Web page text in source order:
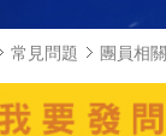
常見問題 團員相關